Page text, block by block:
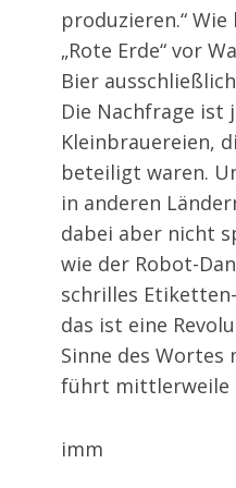
produzieren.“
„Rote Erde“ vor
Bier
Die Nachfrage ist
Kleinbrauereien,
beteiligt waren.
in anderen
dabei aber nicht
wie der Robot-
schrilles
das ist eine
Sinne des Wortes
führt mittlerweile
imm